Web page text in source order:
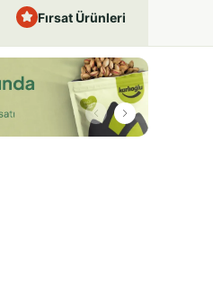
Fırsat Ürünleri